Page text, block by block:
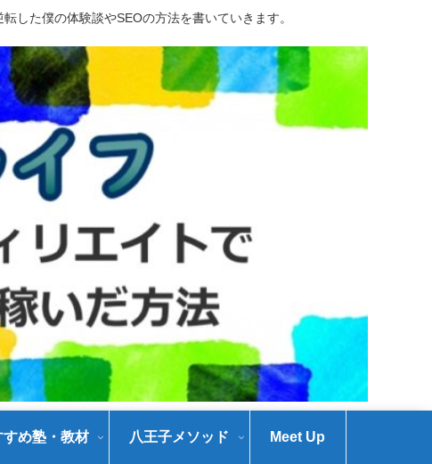
した僕の体験談やSEOの方法を書いていきます。
すめ塾・教材 八王子メソッド Meet Up